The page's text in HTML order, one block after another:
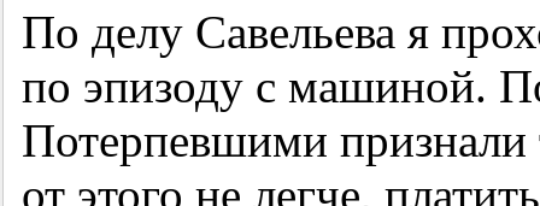
По делу Савельева я
по эпизоду с машиной.
Потерпевшими
от этого не легче,